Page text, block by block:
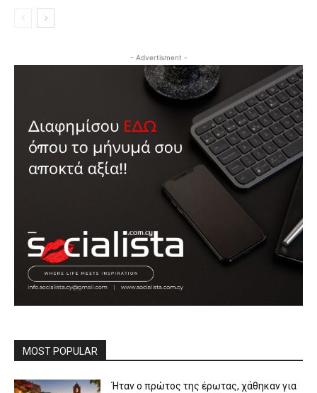
- Advertisment -
MOST POPULAR
Ήταν ο πρώτος της έρωτας, χάθηκαν για